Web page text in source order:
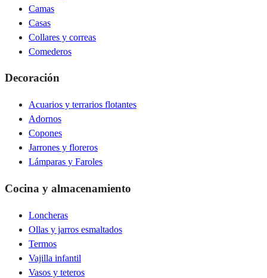
Camas
Casas
Collares y correas
Comederos
Decoración
Acuarios y terrarios flotantes
Adornos
Copones
Jarrones y floreros
Lámparas y Faroles
Cocina y almacenamiento
Loncheras
Ollas y jarros esmaltados
Termos
Vajilla infantil
Vasos y teteros